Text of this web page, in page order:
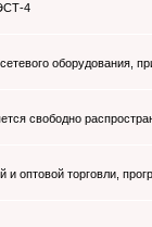
4
оборудования,
свободно
и оптовой торговли,